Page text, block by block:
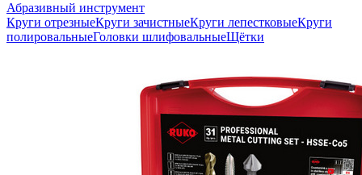
Абразивный инструмент
Круги отрезныеКруги зачистныеКруги лепестковыеКруги
полировальныеГоловки шлифовальныеЩётки